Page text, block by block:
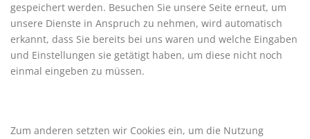
gespeichert werden. Besuchen Sie unsere Seite erneut, um
unsere Dienste in Anspruch zu nehmen, wird automatisch
erkannt, dass Sie bereits bei uns waren und welche Eingaben
und Einstellungen sie getätigt haben, um diese nicht noch
einmal eingeben zu müssen.
Zum anderen setzten wir Cookies ein, um die Nutzung